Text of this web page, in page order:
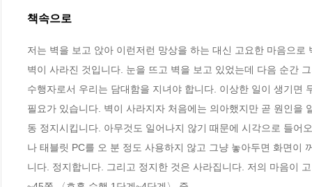
책속으로
저는 벽을 보고 앉아 이런저런 망상을 하는 대신 고요한 마음으
벽이 사라진 것입니다. 눈을 뜨고 벽을 보고 있었는데 다음 순간
수행자로서 우리는 담대함을 지녀야 합니다. 이상한 일이 생기면
필요가 있습니다. 벽이 사라지자 처음에는 의아했지만 곧 원인을
동 정지시킵니다. 아무것도 일어나지 않기 때문에 시각으로 들어
나 태블릿 PC를 오 분 정도 사용하지 않고 그냥 놓아두면 화면이
니다. 정지합니다. 그리고 정지한 것은 사라집니다. 저의 마음이